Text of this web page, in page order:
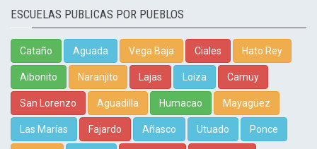
ESCUELAS PUBLICAS POR PUEBLOS
Cataño Aguada Vega Baja Ciales Hato Rey
Aibonito Naranjito Lajas Loíza Camuy
San Lorenzo Aguadilla Humacao Mayagüez
Las Marías Fajardo Añasco Utuado Ponce